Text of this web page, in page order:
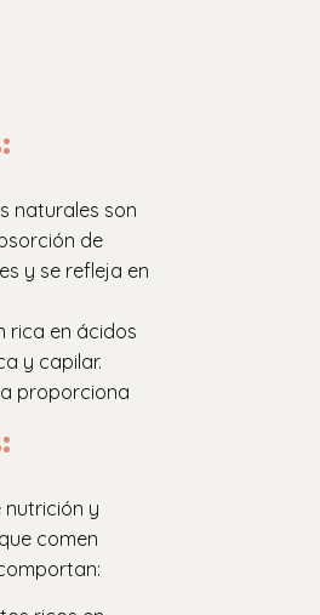
naturales son
de
y se refleja en
rica en ácidos
y capilar.
proporciona
nutrición y
comen